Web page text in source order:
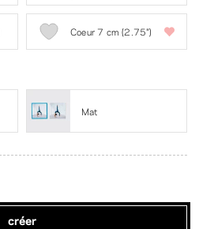
Coeur 7 cm (2.75″)
Mat
créer